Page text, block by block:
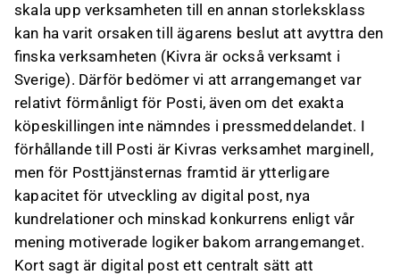
skala upp verksamheten till en annan storleksklass
kan ha varit orsaken till ägarens beslut att avyttra den
finska verksamheten (Kivra är också verksamt i
Sverige). Därför bedömer vi att arrangemanget var
relativt förmånligt för Posti, även om det exakta
köpeskillingen inte nämndes i pressmeddelandet. I
förhållande till Posti är Kivras verksamhet marginell,
men för Posttjänsternas framtid är ytterligare
kapacitet för utveckling av digital post, nya
kundrelationer och minskad konkurrens enligt vår
mening motiverade logiker bakom arrangemanget.
Kort sagt är digital post ett centralt sätt att